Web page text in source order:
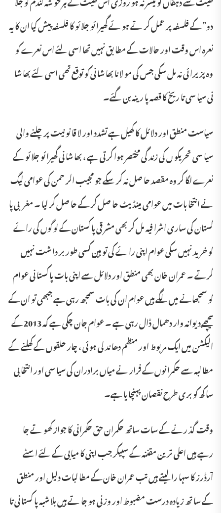
دو” کے فلسفہ پر عمل کر تے ہو ئے گھیرا ئو جلا ئو کا فلسفہ پیش کیا ان کا یہ
نعرہ اس وقت اور حالات کے مطا بق نہیں تھا اسی لئے اس نعرے کو
وہ پز یرا ئی نہ مل سکی جس کی مو لا نا بھا شا نی کو توقع تھی اسی لئے بھا شا
نی سیا سی تا ریخ کا قصہ پا رینہ بن گئے۔
سیاست منطق اور دلا ئل کا کھیل ہے تشدد اور لا قا نو نیت پر چلنے والی
سیا سی تحریکو ں کی زند گی مختصر ہوا کر تی ہے ، بھا شا نی گھیرا ئو جلا ئو کے
نعرے لگا کر وہ مقصد حا صل نہ کر سکے جو مجیب الر حمن کی عوامی لیگ
نے انتخا بات میں عوامی مینڈیٹ حا صل کر کے حا صل کر لیا ۔ مغربی پا
کستان کی ساری اشرا فیہ مل کر بھی مشر قی پا کستان کے لو گوں کی رائے
کو خرید نہیں سکی عوام اپنی را ئے کی تو ہین کسی طور بر دا شت نہیں
کرتے ۔ عمران خان بھی منطق اور دلا ئل سے اپنی بات پا کستا نی عوام
کو سمجھانے میں لگے ہیں عوام ان کی بات سمجھ رہی ہے جبھی تو ان کے
پیچھے دیوانہ وار دھمال ڈال رہی ہے ۔ عوام جان چکی ہے کہ 2013 کے
الیکشن میں ایک مر بوط اور منظم دھا ند لی ہو ئی ، چار حلقوں کے کھلنے کے
مطا لبہ سے حکمرا نوں کے فرار نے میاں برادران کی سیا سی اور انتخا بی
سا کھ کو بری طرح نقصان پہنچا یا ہے۔
وقت گذ رنے کے سات ساتھ حکمران حق حکمرانی کا جواز کھو تے جا
رہے ہیں اعلی ترین مقننہ کے سپیکر جب اپنی کا میابی کے لئے اسٹے
آرڈرز کا سہا را لیتے ہیں تب عمران خان کے مطا لبات دلیل اور منطق
کے سا تھ زیادہ درست مضبوط اور وزنی ہو جا تے ہیں بلا شبہ پا کستا نی تا